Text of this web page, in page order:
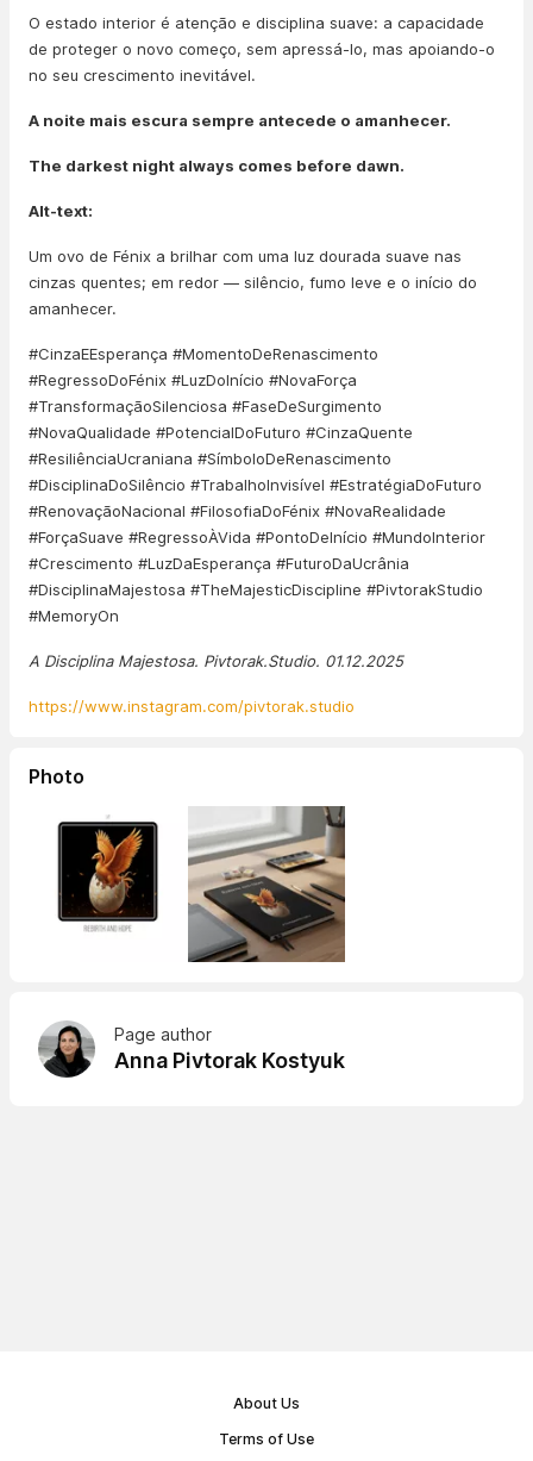
O estado interior é atenção e disciplina suave: a capacidade
de proteger o novo começo, sem apressá-lo, mas apoiando-o
no seu crescimento inevitável.
A noite mais escura sempre antecede o amanhecer.
The darkest night always comes before dawn.
Alt-text:
Um ovo de Fénix a brilhar com uma luz dourada suave nas
cinzas quentes; em redor — silêncio, fumo leve e o início do
amanhecer.
#CinzaEEsperança #MomentoDeRenascimento
#RegressoDoFénix #LuzDoInício #NovaForça
#TransformaçãoSilenciosa #FaseDeSurgimento
#NovaQualidade #PotencialDoFuturo #CinzaQuente
#ResiliênciaUcraniana #SímboloDeRenascimento
#DisciplinaDoSilêncio #TrabalhoInvisível #EstratégiaDoFuturo
#RenovaçãoNacional #FilosofiaDoFénix #NovaRealidade
#ForçaSuave #RegressoÀVida #PontoDeInício #MundoInterior
#Crescimento #LuzDaEsperança #FuturoDaUcrânia
#DisciplinaMajestosa #TheMajesticDiscipline #PivtorakStudio
#MemoryOn
A Disciplina Majestosa. Pivtorak.Studio. 01.12.2025
https://www.instagram.com/pivtorak.studio
Photo
Page author
Anna Pivtorak Kostyuk
About Us
Terms of Use